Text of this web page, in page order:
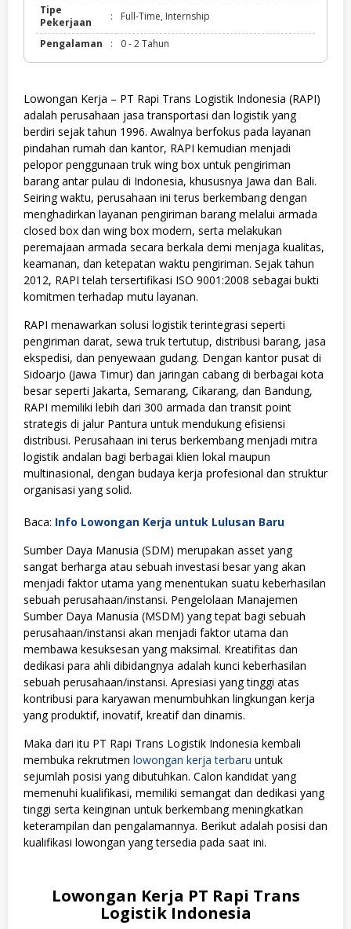
Tipe
Pekerjaan
: Full-Time, Internship
Pengalaman : 0 - 2 Tahun
Lowongan Kerja – PT Rapi Trans Logistik Indonesia (RAPI)
adalah perusahaan jasa transportasi dan logistik yang
berdiri sejak tahun 1996. Awalnya berfokus pada layanan
pindahan rumah dan kantor, RAPI kemudian menjadi
pelopor penggunaan truk wing box untuk pengiriman
barang antar pulau di Indonesia, khususnya Jawa dan Bali.
Seiring waktu, perusahaan ini terus berkembang dengan
menghadirkan layanan pengiriman barang melalui armada
closed box dan wing box modern, serta melakukan
peremajaan armada secara berkala demi menjaga kualitas,
keamanan, dan ketepatan waktu pengiriman. Sejak tahun
2012, RAPI telah tersertifikasi ISO 9001:2008 sebagai bukti
komitmen terhadap mutu layanan.
RAPI menawarkan solusi logistik terintegrasi seperti
pengiriman darat, sewa truk tertutup, distribusi barang, jasa
ekspedisi, dan penyewaan gudang. Dengan kantor pusat di
Sidoarjo (Jawa Timur) dan jaringan cabang di berbagai kota
besar seperti Jakarta, Semarang, Cikarang, dan Bandung,
RAPI memiliki lebih dari 300 armada dan transit point
strategis di jalur Pantura untuk mendukung efisiensi
distribusi. Perusahaan ini terus berkembang menjadi mitra
logistik andalan bagi berbagai klien lokal maupun
multinasional, dengan budaya kerja profesional dan struktur
organisasi yang solid.
Baca: Info Lowongan Kerja untuk Lulusan Baru
Sumber Daya Manusia (SDM) merupakan asset yang
sangat berharga atau sebuah investasi besar yang akan
menjadi faktor utama yang menentukan suatu keberhasilan
sebuah perusahaan/instansi. Pengelolaan Manajemen
Sumber Daya Manusia (MSDM) yang tepat bagi sebuah
perusahaan/instansi akan menjadi faktor utama dan
membawa kesuksesan yang maksimal. Kreatifitas dan
dedikasi para ahli dibidangnya adalah kunci keberhasilan
sebuah perusahaan/instansi. Apresiasi yang tinggi atas
kontribusi para karyawan menumbuhkan lingkungan kerja
yang produktif, inovatif, kreatif dan dinamis.
Maka dari itu PT Rapi Trans Logistik Indonesia kembali
membuka rekrutmen lowongan kerja terbaru untuk
sejumlah posisi yang dibutuhkan. Calon kandidat yang
memenuhi kualifikasi, memiliki semangat dan dedikasi yang
tinggi serta keinginan untuk berkembang meningkatkan
keterampilan dan pengalamannya. Berikut adalah posisi dan
kualifikasi lowongan yang tersedia pada saat ini.
Lowongan Kerja PT Rapi Trans
Logistik Indonesia